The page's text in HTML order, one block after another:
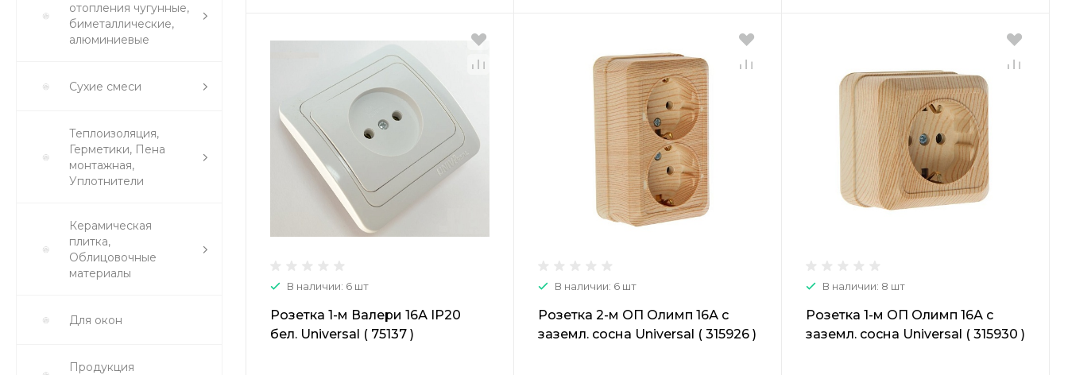
отопления чугунные,
биметаллические,
алюминиевые
Сухие смеси
Теплоизоляция,
Герметики, Пена
монтажная,
Уплотнители
Керамическая
плитка,
Облицовочные
материалы
Для окон
Продукция
В наличии: 6 шт
Розетка 1-м Валери 16А IP20
бел. Universal ( 75137 )
В наличии: 6 шт
Розетка 2-м ОП Олимп 16А с
заземл. сосна Universal ( 315926 )
В наличии: 8 шт
Розетка 1-м ОП Олимп 16А с
заземл. сосна Universal ( 315930 )